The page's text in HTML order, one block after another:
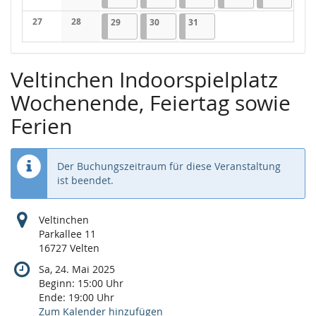
Keine Veranstaltungen
Keine Veranstaltungen
27
Keine Veranstaltungen
28
Keine Veranstaltungen
2929.10.2025
2 Veranstaltungen
3030.10.2025
2 Veranstaltungen
31
Veltinchen Indoorspielplatz
Wochenende, Feiertag sowie
Ferien
Der Buchungszeitraum für diese Veranstaltung
ist beendet.
Veltinchen
Parkallee 11
16727 Velten
Sa, 24. Mai 2025
Beginn: 15:00 Uhr
Ende: 19:00 Uhr
Zum Kalender hinzufügen